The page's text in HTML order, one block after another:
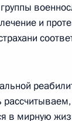
до 2036
и
в мирную